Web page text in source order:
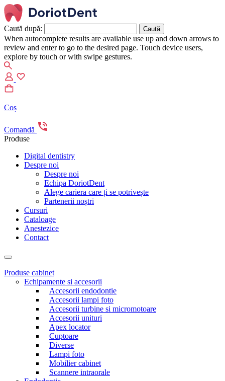
Caută după:
When autocomplete results are available use up and down arrows to
review and enter to go to the desired page. Touch device users,
explore by touch or with swipe gestures.
Coș
Comandă
Produse
Digital dentistry
Despre noi
Despre noi
Echipa DoriotDent
Alege cariera care ți se potrivește
Partenerii noștri
Cursuri
Cataloage
Anestezice
Contact
Produse cabinet
Echipamente si accesorii
Accesorii endodontie
Accesorii lampi foto
Accesorii turbine si micromotoare
Accesorii unituri
Apex locator
Cuptoare
Diverse
Lampi foto
Mobilier cabinet
Scannere intraorale